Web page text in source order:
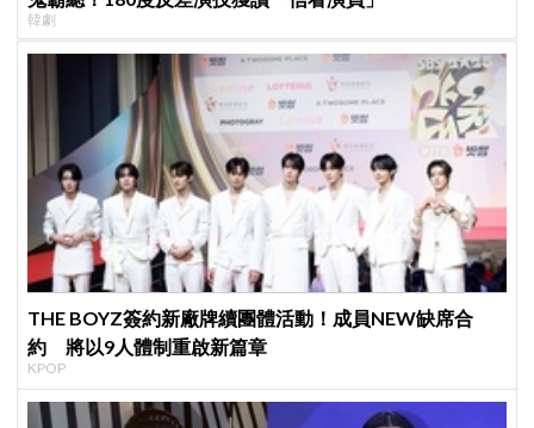
韓劇
THE BOYZ簽約新廠牌續團體活動！成員NEW缺席合
約 將以9人體制重啟新篇章
KPOP